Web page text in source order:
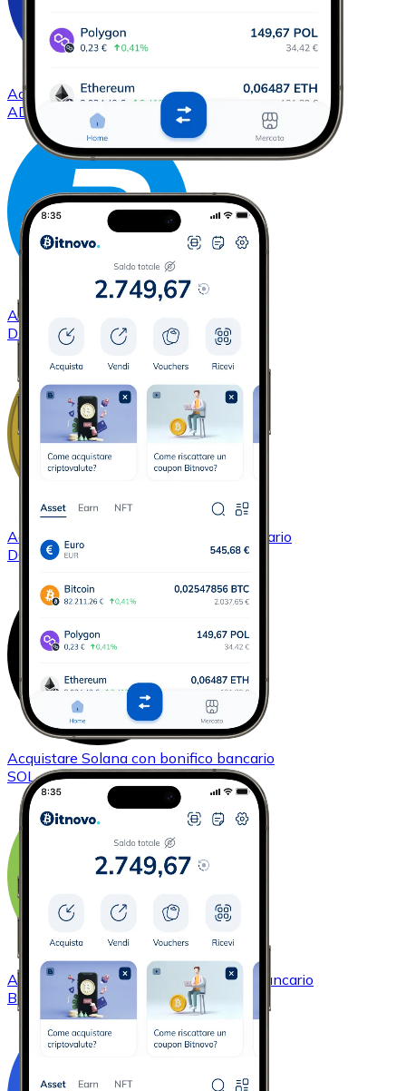
AcquistareCardano
con bonifico bancario
ADA
Acquistare
DASH
Acquistare
con bonifico bancario
DOGE
Acquistare Solana con bonifico bancario
SOL
AcquistareBitcoin Cash
con bonifico bancario
BCH